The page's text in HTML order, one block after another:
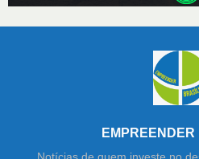
Notícias de quem investe no